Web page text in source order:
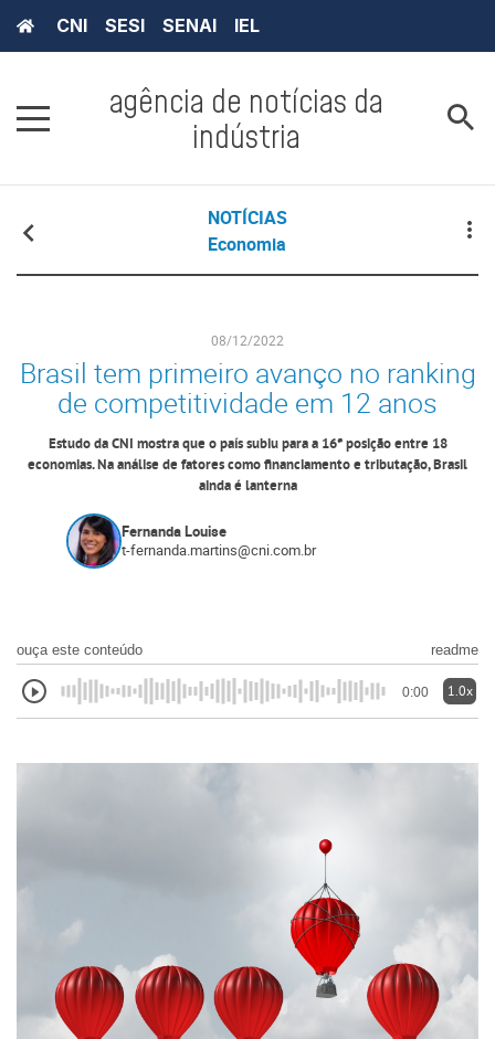
CNI SESI SENAI IEL
agência de notícias da
indústria
NOTÍCIAS
Economia
08/12/2022
Brasil tem primeiro avanço no ranking
de competitividade em 12 anos
Estudo da CNI mostra que o país subiu para a 16ª posição entre 18
economias. Na análise de fatores como financiamento e tributação, Brasil
ainda é lanterna
Fernanda Louise
t-fernanda.martins@cni.com.br
ouça este conteúdo readme
0:00 1.0x